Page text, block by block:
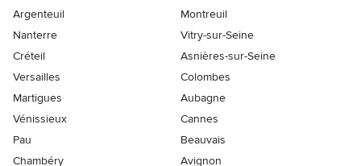
Argenteuil
Montreuil
Nanterre
Vitry-sur-Seine
Créteil
Asnières-sur-Seine
Versailles
Colombes
Martigues
Aubagne
Vénissieux
Cannes
Pau
Beauvais
Chambéry
Avignon